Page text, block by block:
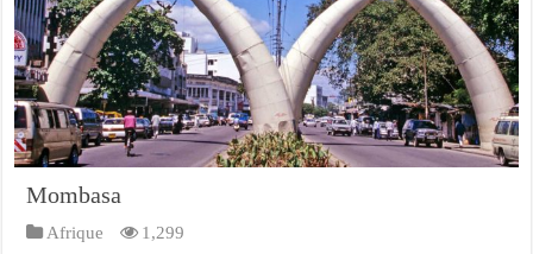
Mombasa
Afrique 1,299